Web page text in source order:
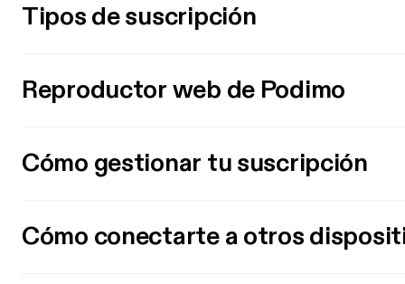
Tipos de suscripción
Reproductor web de Podimo
Cómo gestionar tu suscripción
Cómo conectarte a otros